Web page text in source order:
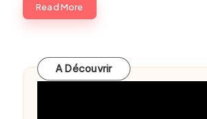
Read More
A Découvrir